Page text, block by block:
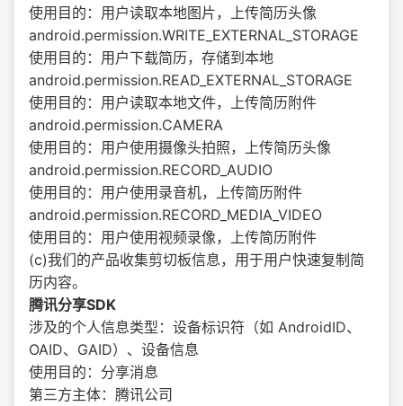
使用目的：用户读取本地图片，上传简历头像
android.permission.WRITE_EXTERNAL_STORAGE
使用目的：用户下载简历，存储到本地
android.permission.READ_EXTERNAL_STORAGE
使用目的：用户读取本地文件，上传简历附件
android.permission.CAMERA
使用目的：用户使用摄像头拍照，上传简历头像
android.permission.RECORD_AUDIO
使用目的：用户使用录音机，上传简历附件
android.permission.RECORD_MEDIA_VIDEO
使用目的：用户使用视频录像，上传简历附件
(c)我们的产品收集剪切板信息，用于用户快速复制简
历内容。
腾讯分享SDK
涉及的个人信息类型：设备标识符（如 AndroidID、
OAID、GAID）、设备信息
使用目的：分享消息
第三方主体：腾讯公司